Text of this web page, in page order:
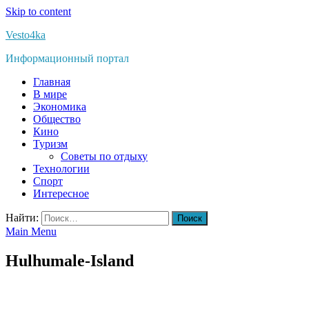
Skip to content
Vesto4ka
Информационный портал
Главная
В мире
Экономика
Общество
Кино
Туризм
Советы по отдыху
Технологии
Спорт
Интересное
Найти:
Main Menu
Hulhumale-Island